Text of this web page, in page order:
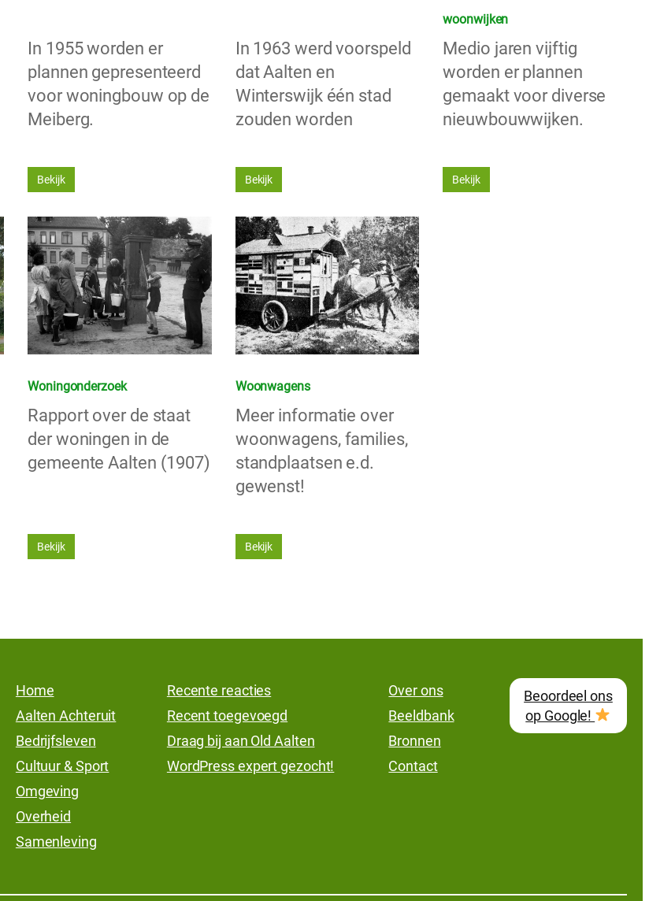
In 1955 worden er
plannen gepresenteerd
voor woningbouw op de
Meiberg.
Bekijk
In 1963 werd voorspeld
dat Aalten en
Winterswijk één stad
zouden worden
Bekijk
woonwijken
Medio jaren vijftig
worden er plannen
gemaakt voor diverse
nieuwbouwwijken.
Bekijk
Woningonderzoek
Rapport over de staat
der woningen in de
gemeente Aalten (1907)
Bekijk
Woonwagens
Meer informatie over
woonwagens, families,
standplaatsen e.d.
gewenst!
Bekijk
Home
Aalten Achteruit
Bedrijfsleven
Cultuur & Sport
Omgeving
Overheid
Samenleving
Recente reacties
Recent toegevoegd
Draag bij aan Old Aalten
WordPress expert gezocht!
Over ons
Beeldbank
Bronnen
Contact
Beoordeel ons
op Google!